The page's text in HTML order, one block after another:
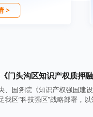
>
门头沟区知识产权质押
、国务院《知识产权强国
区“科技强区”战略部署，